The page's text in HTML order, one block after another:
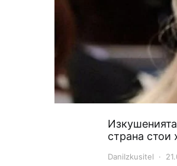
страна стои
DaniIzkusitel